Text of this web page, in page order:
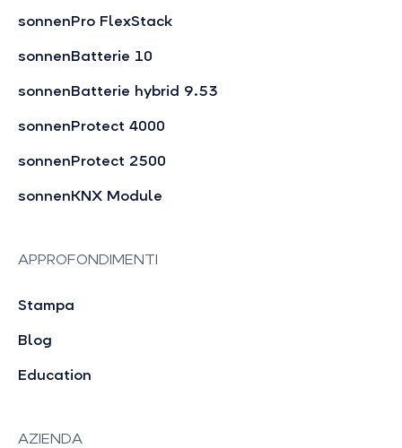
sonnenPro FlexStack
sonnenBatterie 10
sonnenBatterie hybrid 9.53
sonnenProtect 4000
sonnenProtect 2500
sonnenKNX Module
APPROFONDIMENTI
Stampa
Blog
Education
AZIENDA